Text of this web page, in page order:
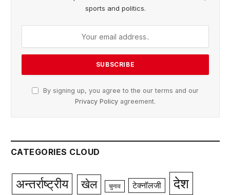
sports and politics.
By signing up, you agree to the our terms and our
Privacy Policy agreement.
CATEGORIES CLOUD
अन्तर्राष्ट्रीय खेल चुनाव टेक्नॉलजी देश